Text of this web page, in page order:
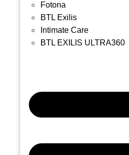
Fotona
BTL Exilis
Intimate Care
BTL EXILIS ULTRA360